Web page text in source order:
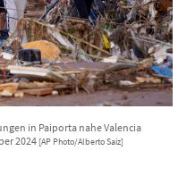
in Paiporta nahe Valencia
2024 [AP Photo/Alberto Saiz]